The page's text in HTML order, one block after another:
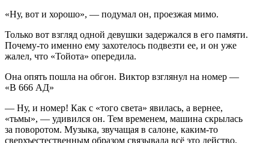
«Ну, вот и хорошо», — подумал он, проезжая мимо.
Только вот взгляд одной девушки задержался в его памяти.
Почему-то именно ему захотелось подвезти ее, и он уже
жалел, что «Тойота» опередила.
Она опять пошла на обгон. Виктор взглянул на номер —
«В 666 АД»
— Ну, и номер! Как с «того света» явилась, а вернее,
«тьмы», — удивился он. Тем временем, машина скрылась
за поворотом. Музыка, звучащая в салоне, каким-то
сверхъестественным образом связывала всё это действо.